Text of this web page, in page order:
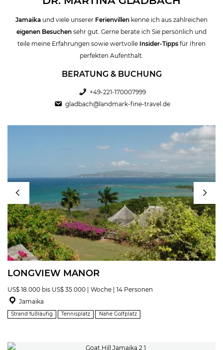
Interessante Fakten und Informationen zum Reiseziel Jamaika finden
Sie in unseremReiseführer.
Jamaika und viele unserer Ferienvillen kenne ich aus zahlreichen
eigenen Besuchen sehr gut. Gerne berate ich Sie persönlich und
teile meine Erfahrungen sowie wertvolle Insider-Tipps für Ihren
perfekten Aufenthalt.
BERATUNG & BUCHUNG
+49-221-170007999
gladbach@landmark-fine-travel.de
LONGVIEW MANOR
US$ 18.000 bis US$ 35.000 | Woche | 14 Personen
Jamaika
Strand fußläufig Tennisplatz Nahe Golfplatz